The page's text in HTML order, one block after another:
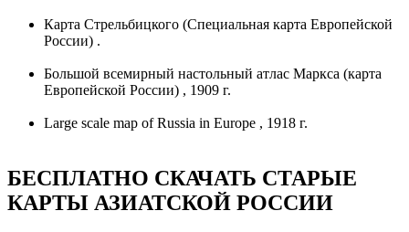
Карта Стрельбицкого (Специальная карта Европейской
России) .
Большой всемирный настольный атлас Маркса (карта
Европейской России) , 1909 г.
Large scale map of Russia in Europe , 1918 г.
БЕСПЛАТНО СКАЧАТЬ СТАРЫЕ
КАРТЫ АЗИАТСКОЙ РОССИИ